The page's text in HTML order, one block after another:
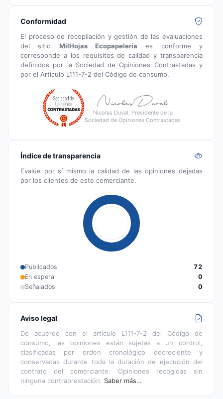
Conformidad
El proceso de recopilación y gestión de las evaluaciones
del sitio MilHojas Ecopapelería es conforme y
corresponde a los requisitos de calidad y transparencia
definidos por la Sociedad de Opiniones Contrastadas y
por el Artículo L111-7-2 del Código de consumo.
Nicolas Duval, Presidente de la
Sociedad de Opiniones Contrastadas
Índice de transparencia
Evalúe por sí mismo la calidad de las opiniones dejadas
por los clientes de este comerciante.
Publicados
72
En espera
0
Señalados
0
Aviso legal
De acuerdo con el artículo L111-7-2 del Código de
consumo, las opiniones están sujetas a un control,
clasificadas por orden cronológico decreciente y
conservadas durante toda la duración de ejecución del
contrato del comerciante. Opiniones recogidas sin
ninguna contraprestación. Saber más…